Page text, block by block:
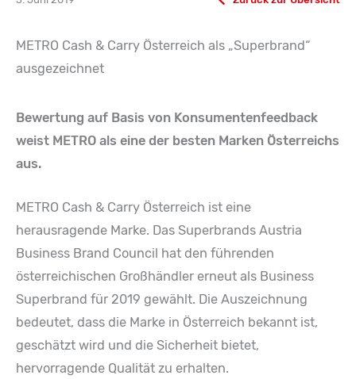
METRO Cash & Carry Österreich als „Superbrand“
ausgezeichnet
Bewertung auf Basis von Konsumentenfeedback
weist METRO als eine der besten Marken Österreichs
aus.
METRO Cash & Carry Österreich ist eine
herausragende Marke. Das Superbrands Austria
Business Brand Council hat den führenden
österreichischen Großhändler erneut als Business
Superbrand für 2019 gewählt. Die Auszeichnung
bedeutet, dass die Marke in Österreich bekannt ist,
geschätzt wird und die Sicherheit bietet,
hervorragende Qualität zu erhalten.